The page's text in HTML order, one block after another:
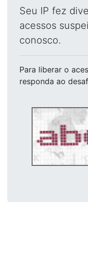
Seu IP fez
acessos
conosco.
Para liberar o
responda ao